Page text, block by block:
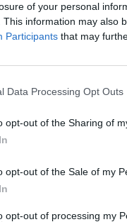
of your personal
This information may also
Participants that may
Data Processing Opt Outs
opt-out of the Sharing of
opt-out of the Sale of my
opt-out of processing my
του. Ο σεβασμός
το φως που
οικείους του,
συλλυπητήρια.